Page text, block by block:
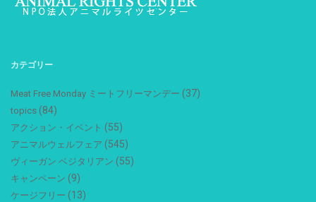
カテゴリー
Meat Free Monday ミートフリーマンデー (37)
topics (84)
アクション・イベント (55)
アニマルウェルフェア (545)
ヴィーガン ベジタリアン (55)
キャンペーン (9)
ケージフリー (13)